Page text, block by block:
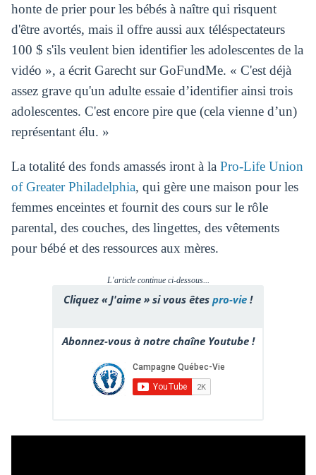
honte de prier pour les bébés à naître qui risquent
d'être avortés, mais il offre aussi aux téléspectateurs
100 $ s'ils veulent bien identifier les adolescentes de la
vidéo », a écrit Garecht sur GoFundMe. « C'est déjà
assez grave qu'un adulte essaie d’identifier ainsi trois
adolescentes. C'est encore pire que (cela vienne d’un)
représentant élu. »
La totalité des fonds amassés iront à la Pro-Life Union
of Greater Philadelphia, qui gère une maison pour les
femmes enceintes et fournit des cours sur le rôle
parental, des couches, des lingettes, des vêtements
pour bébé et des ressources aux mères.
L'article continue ci-dessous...
Cliquez « J'aime » si vous êtes pro-vie !
Abonnez-vous à notre chaîne Youtube !